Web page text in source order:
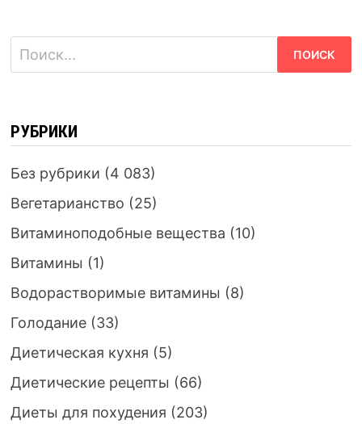
Найти:
РУБРИКИ
Без рубрики (4 083)
Вегетарианство (25)
Витаминоподобные вещества (10)
Витамины (1)
Водорастворимые витамины (8)
Голодание(33)
Диетическая кухня (5)
Диетические рецепты (66)
Диеты для похудения (203)